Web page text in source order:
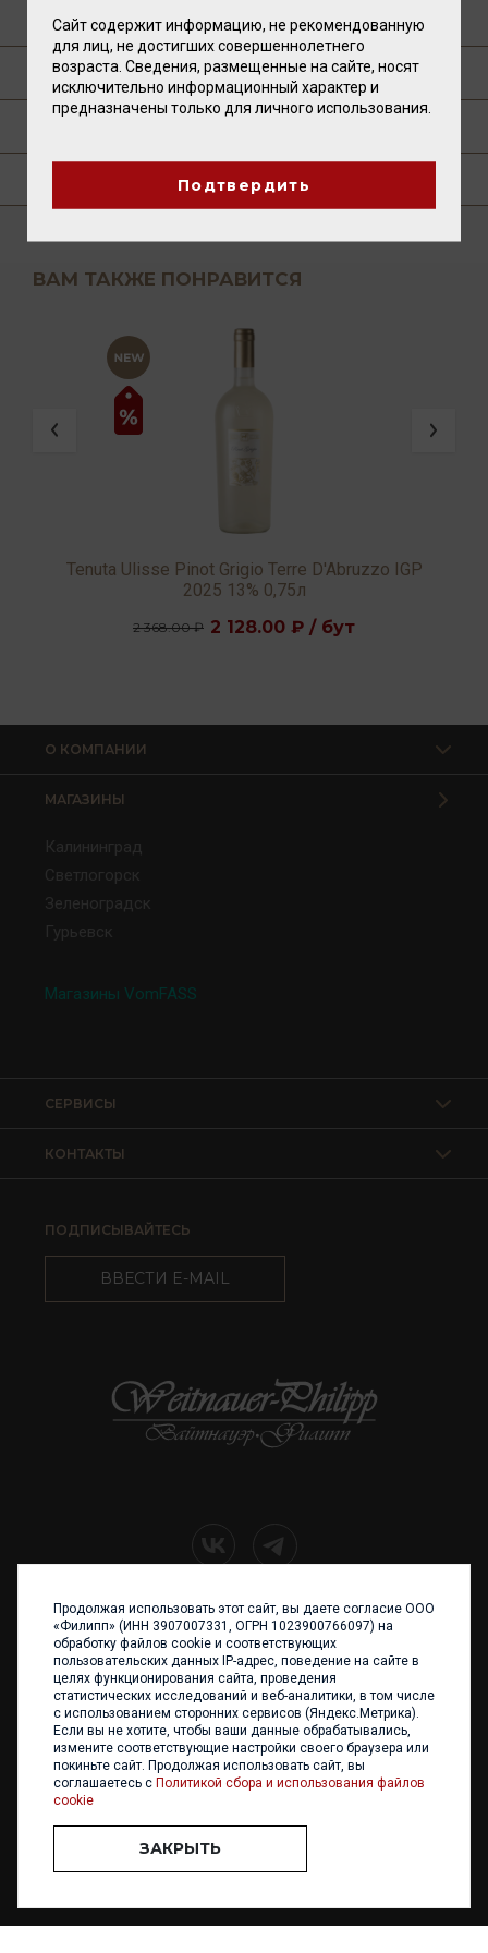
О ПРОИЗВОДИТЕЛЕ
ТЕХНОЛОГИЯ
ВАМ ТАКЖЕ ПОНРАВИТСЯ
Tenuta Ulisse Pinot Grigio Terre D'Abruzzo IGP
2025 13% 0,75л
2 368.00 ₽ 2 128.00 ₽ / бут
О КОМПАНИИ
МАГАЗИНЫ
Калининград
Светлогорск
Зеленоградск
Гурьевск
Магазины VomFASS
КОНТАКТЫ
СЕРВИСЫ
ПОДПИСЫВАЙТЕСЬ
ВВЕСТИ E-MAIL
+7 (4012) 960 898
236017 Калининград,
ул. Каштановая аллея, 47
Телефон: +7 4012 960 898,
+7 4012 960 856
Написать нам
ООО «ФИЛИПП» © 2013 - 2026. Все права защищены
Разработка и
Сайт содержит информацию, не рекомендованную
для лиц, не достигших совершеннолетнего
возраста. Сведения, размещенные на сайте, носят
исключительно информационный характер и
предназначены только для личного использования.
Подтвердить
Продолжая использовать этот сайт, вы даете согласие ООО
«Филипп» (ИНН 3907007331, ОГРН 1023900766097) на
обработку файлов cookie и соответствующих
пользовательских данных IP-адрес, поведение на сайте в
целях функционирования сайта, проведения
статистических исследований и веб-аналитики, в том числе
с использованием сторонних сервисов (Яндекс.Метрика).
Если вы не хотите, чтобы ваши данные обрабатывались,
измените соответствующие настройки своего браузера или
покиньте сайт. Продолжая использовать сайт, вы
соглашаетесь с Политикой сбора и использования файлов
cookie
ЗАКРЫТЬ